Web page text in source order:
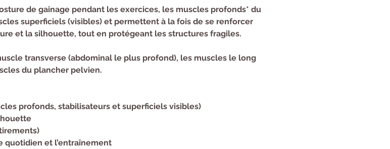
de gainage pendant les exercices, les muscles profonds* du
superficiels (visibles) et permettent à la fois de se renforcer
et la silhouette, tout en protégeant les structures fragiles.
transverse (abdominal le plus profond), les muscles le long
du plancher pelvien.
profonds, stabilisateurs et superficiels visibles)
quotidien et l’entraînement